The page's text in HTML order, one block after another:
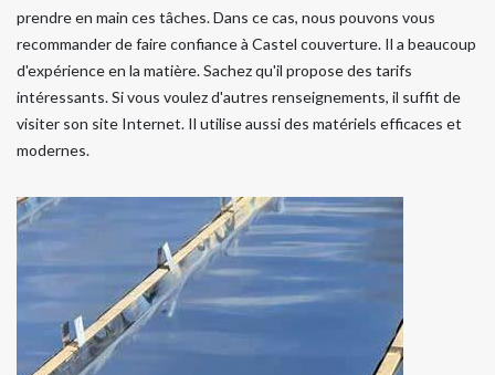
prendre en main ces tâches. Dans ce cas, nous pouvons vous
recommander de faire confiance à Castel couverture. Il a beaucoup
d'expérience en la matière. Sachez qu'il propose des tarifs
intéressants. Si vous voulez d'autres renseignements, il suffit de
visiter son site Internet. Il utilise aussi des matériels efficaces et
modernes.